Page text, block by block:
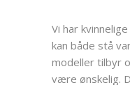
Vi har
kan både stå
modeller tilbyr
være ønskelig.